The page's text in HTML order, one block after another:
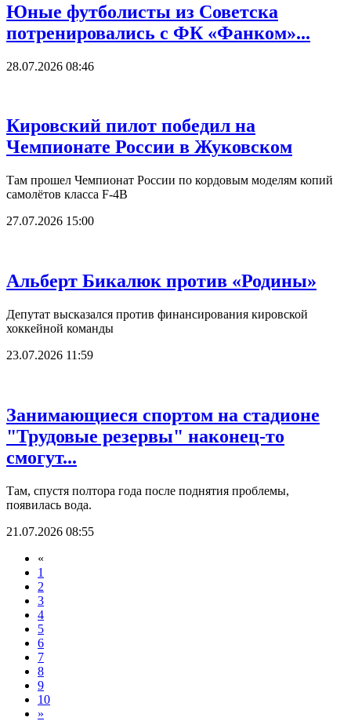
Юные футболисты из Советска
потренировались с ФК «Фанком»...
28.07.2026 08:46
Кировский пилот победил на
Чемпионате России в Жуковском
Там прошел Чемпионат России по кордовым моделям копий
самолётов класса F-4B
27.07.2026 15:00
Альберт Бикалюк против «Родины»
Депутат высказался против финансирования кировской
хоккейной команды
23.07.2026 11:59
Занимающиеся спортом на стадионе
"Трудовые резервы" наконец-то
смогут...
Там, спустя полтора года после поднятия проблемы,
появилась вода.
21.07.2026 08:55
«
1
2
3
4
5
6
7
8
9
10
»